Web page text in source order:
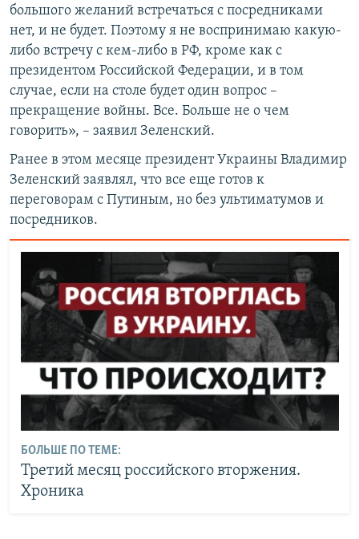
большого желаний встречаться с посредниками
нет, и не будет. Поэтому я не воспринимаю какую-
либо встречу с кем-либо в РФ, кроме как с
президентом Российской Федерации, и в том
случае, если на столе будет один вопрос –
прекращение войны. Все. Больше не о чем
говорить», – заявил Зеленский.
Ранее в этом месяце президент Украины Владимир
Зеленский заявлял, что все еще готов к
переговорам с Путиным, но без ультиматумов и
посредников.
БОЛЬШЕ ПО ТЕМЕ:
Третий месяц российского вторжения.
Хроника